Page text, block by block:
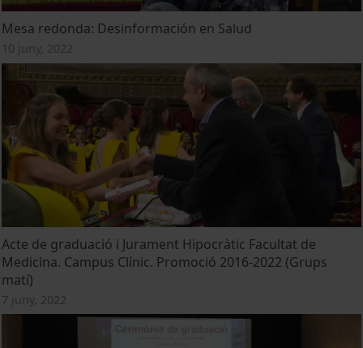
Mesa redonda: Desinformación en Salud
10 juny, 2022
Acte de graduació i Jurament Hipocràtic Facultat de
Medicina. Campus Clínic. Promoció 2016-2022 (Grups
matí)
7 juny, 2022